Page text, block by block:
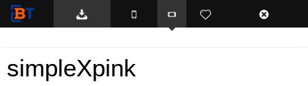
BTemplates